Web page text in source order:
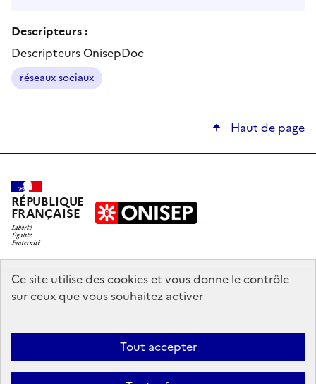
Ce site utilise des cookies et vous donne le contrôle
sur ceux que vous souhaitez activer
Tout accepter
Descripteurs :
Descripteurs OnisepDoc
réseaux sociaux
Haut de page
RÉPUBLIQUE
FRANÇAISE
education.gouv.fr
enseignementsup-recherche.gouv.fr